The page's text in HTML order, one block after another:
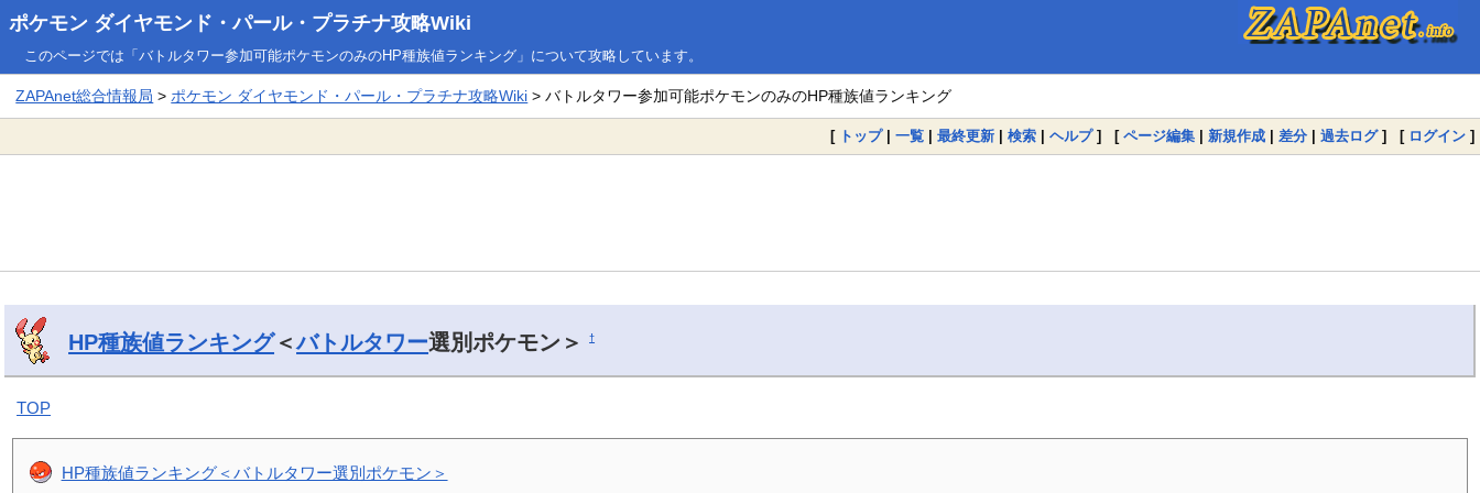
ポケモン ダイヤモンド・パール・プラチナ攻略Wiki
このページでは「バトルタワー参加可能ポケモンのみのHP種族値ランキング」について攻略しています。
ZAPAnet総合情報局 >ポケモン ダイヤモンド・パール・プラチナ攻略Wiki > バトルタワー参加可能ポケモンのみのHP種族値ランキング
[ トップ| 一覧 | 最終更新 | 検索 | ヘルプ] [ ページ編集 | 新規作成 | 差分 | 過去ログ] [ ログイン ]
HP種族値ランキング＜バトルタワー選別ポケモン＞†
TOP
HP種族値ランキング＜バトルタワー選別ポケモン＞